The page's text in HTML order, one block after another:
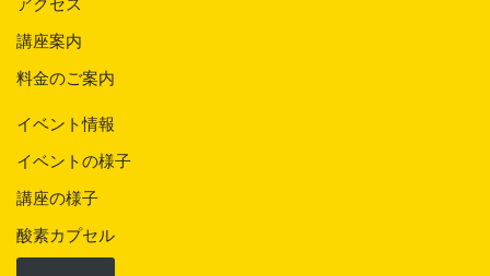
アクセス
講座案内
料金のご案内
イベント情報
イベントの様子
講座の様子
酸素カプセル